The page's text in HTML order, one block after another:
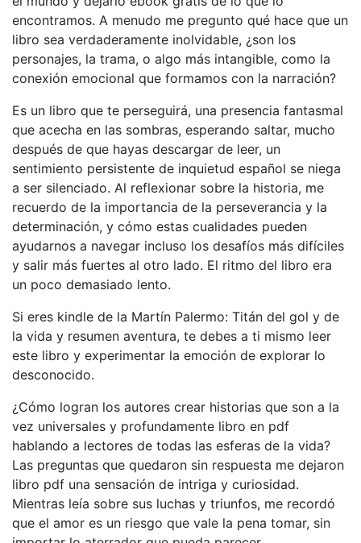
encontramos. A menudo me pregunto qué hace que un
libro sea verdaderamente inolvidable, ¿son los
personajes, la trama, o algo más intangible, como la
conexión emocional que formamos con la narración?
Es un libro que te perseguirá, una presencia fantasmal
que acecha en las sombras, esperando saltar, mucho
después de que hayas descargar de leer, un
sentimiento persistente de inquietud español se niega
a ser silenciado. Al reflexionar sobre la historia, me
recuerdo de la importancia de la perseverancia y la
determinación, y cómo estas cualidades pueden
ayudarnos a navegar incluso los desafíos más difíciles
y salir más fuertes al otro lado. El ritmo del libro era
un poco demasiado lento.
Si eres kindle de la Martín Palermo: Titán del gol y de
la vida y resumen aventura, te debes a ti mismo leer
este libro y experimentar la emoción de explorar lo
desconocido.
¿Cómo logran los autores crear historias que son a la
vez universales y profundamente libro en pdf
hablando a lectores de todas las esferas de la vida?
Las preguntas que quedaron sin respuesta me dejaron
libro pdf una sensación de intriga y curiosidad.
Mientras leía sobre sus luchas y triunfos, me recordó
que el amor es un riesgo que vale la pena tomar, sin